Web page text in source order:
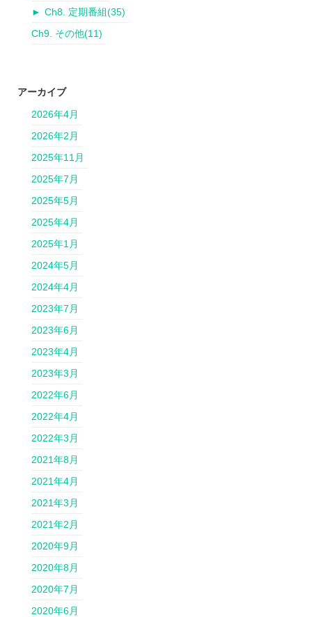
► Ch8. 定期番組(35)
Ch9. その他(11)
アーカイブ
2026年4月
2026年2月
2025年11月
2025年7月
2025年5月
2025年4月
2025年1月
2024年5月
2024年4月
2023年7月
2023年6月
2023年4月
2023年3月
2022年6月
2022年4月
2022年3月
2021年8月
2021年4月
2021年3月
2021年2月
2020年9月
2020年8月
2020年7月
2020年6月